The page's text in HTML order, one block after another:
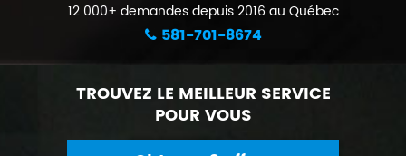
12 000+ demandes depuis 2016 au Québec
581-701-8674
TROUVEZ LE MEILLEUR SERVICE
POUR VOUS